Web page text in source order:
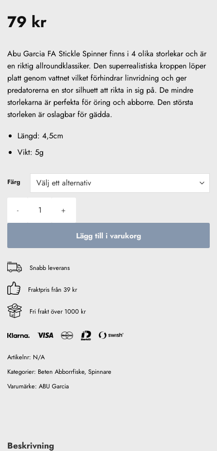
79 kr
Abu Garcia FA Stickle Spinner finns i 4 olika storlekar och är
en riktig allroundklassiker. Den superrealistiska kroppen löper
platt genom vattnet vilket förhindrar linvridning och ger
predatorerna en stor silhuett att rikta in sig på. De mindre
storlekarna är perfekta för öring och abborre. Den största
storleken är oslagbar för gädda.
Längd: 4,5cm
Vikt: 5g
Färg
Lägg till i varukorg
Snabb leverans
Fraktpris från 39 kr
Fri frakt över 1000 kr
Artikelnr: N/A
Kategorier: Beten Abborrfiske, Spinnare
Varumärke: ABU Garcia
Beskrivning